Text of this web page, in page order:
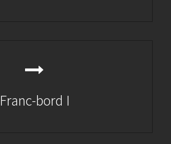
Franc-bord I